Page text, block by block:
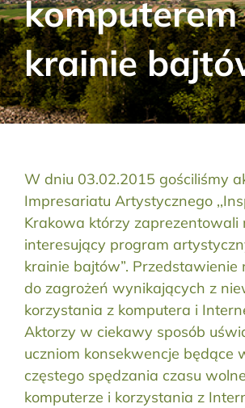
Aktualności
Kontakt
RODO
komputerem
krainie
W dniu 03.02.2015 gościliśmy
Impresariatu Artystycznego
Krakowa którzy zaprezentowali
interesujący program
krainie bajtów”. Przedstawienie
do zagrożeń wynikających z
korzystania z komputera i
Aktorzy w ciekawy sposób
uczniom konsekwencje będące
częstego spędzania czasu
komputerze i korzystania z